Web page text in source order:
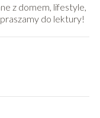
z domem, lifestyle,
do lektury!